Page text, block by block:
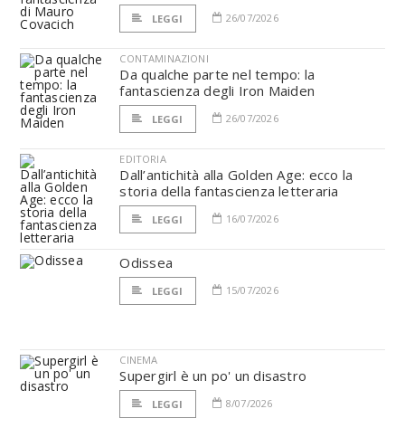
LEGGI 26/07/2026
CONTAMINAZIONI
Da qualche parte nel tempo: la
fantascienza degli Iron Maiden
LEGGI 26/07/2026
EDITORIA
Dall’antichità alla Golden Age: ecco la
storia della fantascienza letteraria
LEGGI 16/07/2026
Odissea
LEGGI 15/07/2026
CINEMA
Supergirl è un po' un disastro
LEGGI 8/07/2026